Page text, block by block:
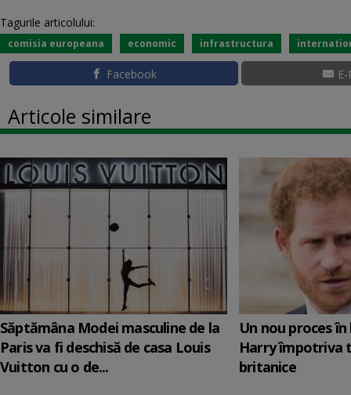
Tagurile articolului:
comisia europeana economic infrastructura
Facebook
Articole similare
Săptămâna Modei masculine de la
Paris va fi deschisă de casa Louis
Vuitton cu o de...
Un nou proces
Harry împotriva
britanice